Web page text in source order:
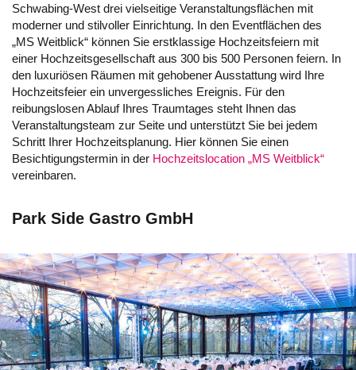
Schwabing-West drei vielseitige Veranstaltungsflächen mit
moderner und stilvoller Einrichtung. In den Eventflächen des
„MS Weitblick“ können Sie erstklassige Hochzeitsfeiern mit
einer Hochzeitsgesellschaft aus 300 bis 500 Personen feiern. In
den luxuriösen Räumen mit gehobener Ausstattung wird Ihre
Hochzeitsfeier ein unvergessliches Ereignis. Für den
reibungslosen Ablauf Ihres Traumtages steht Ihnen das
Veranstaltungsteam zur Seite und unterstützt Sie bei jedem
Schritt Ihrer Hochzeitsplanung. Hier können Sie einen
Besichtigungstermin in der Hochzeitslocation „MS Weitblick“
vereinbaren.
Park Side Gastro GmbH